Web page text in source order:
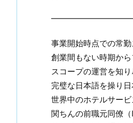
事業開始時点での常勤
創業間もない時期か
スコープの運営を知
完璧な日本語を操り
世界中のホテルサー
関ちんの前職元同僚